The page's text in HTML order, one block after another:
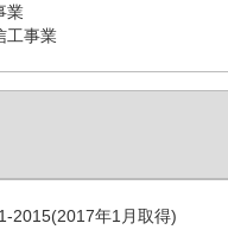
業
工事業
2015(2017年1月取得)